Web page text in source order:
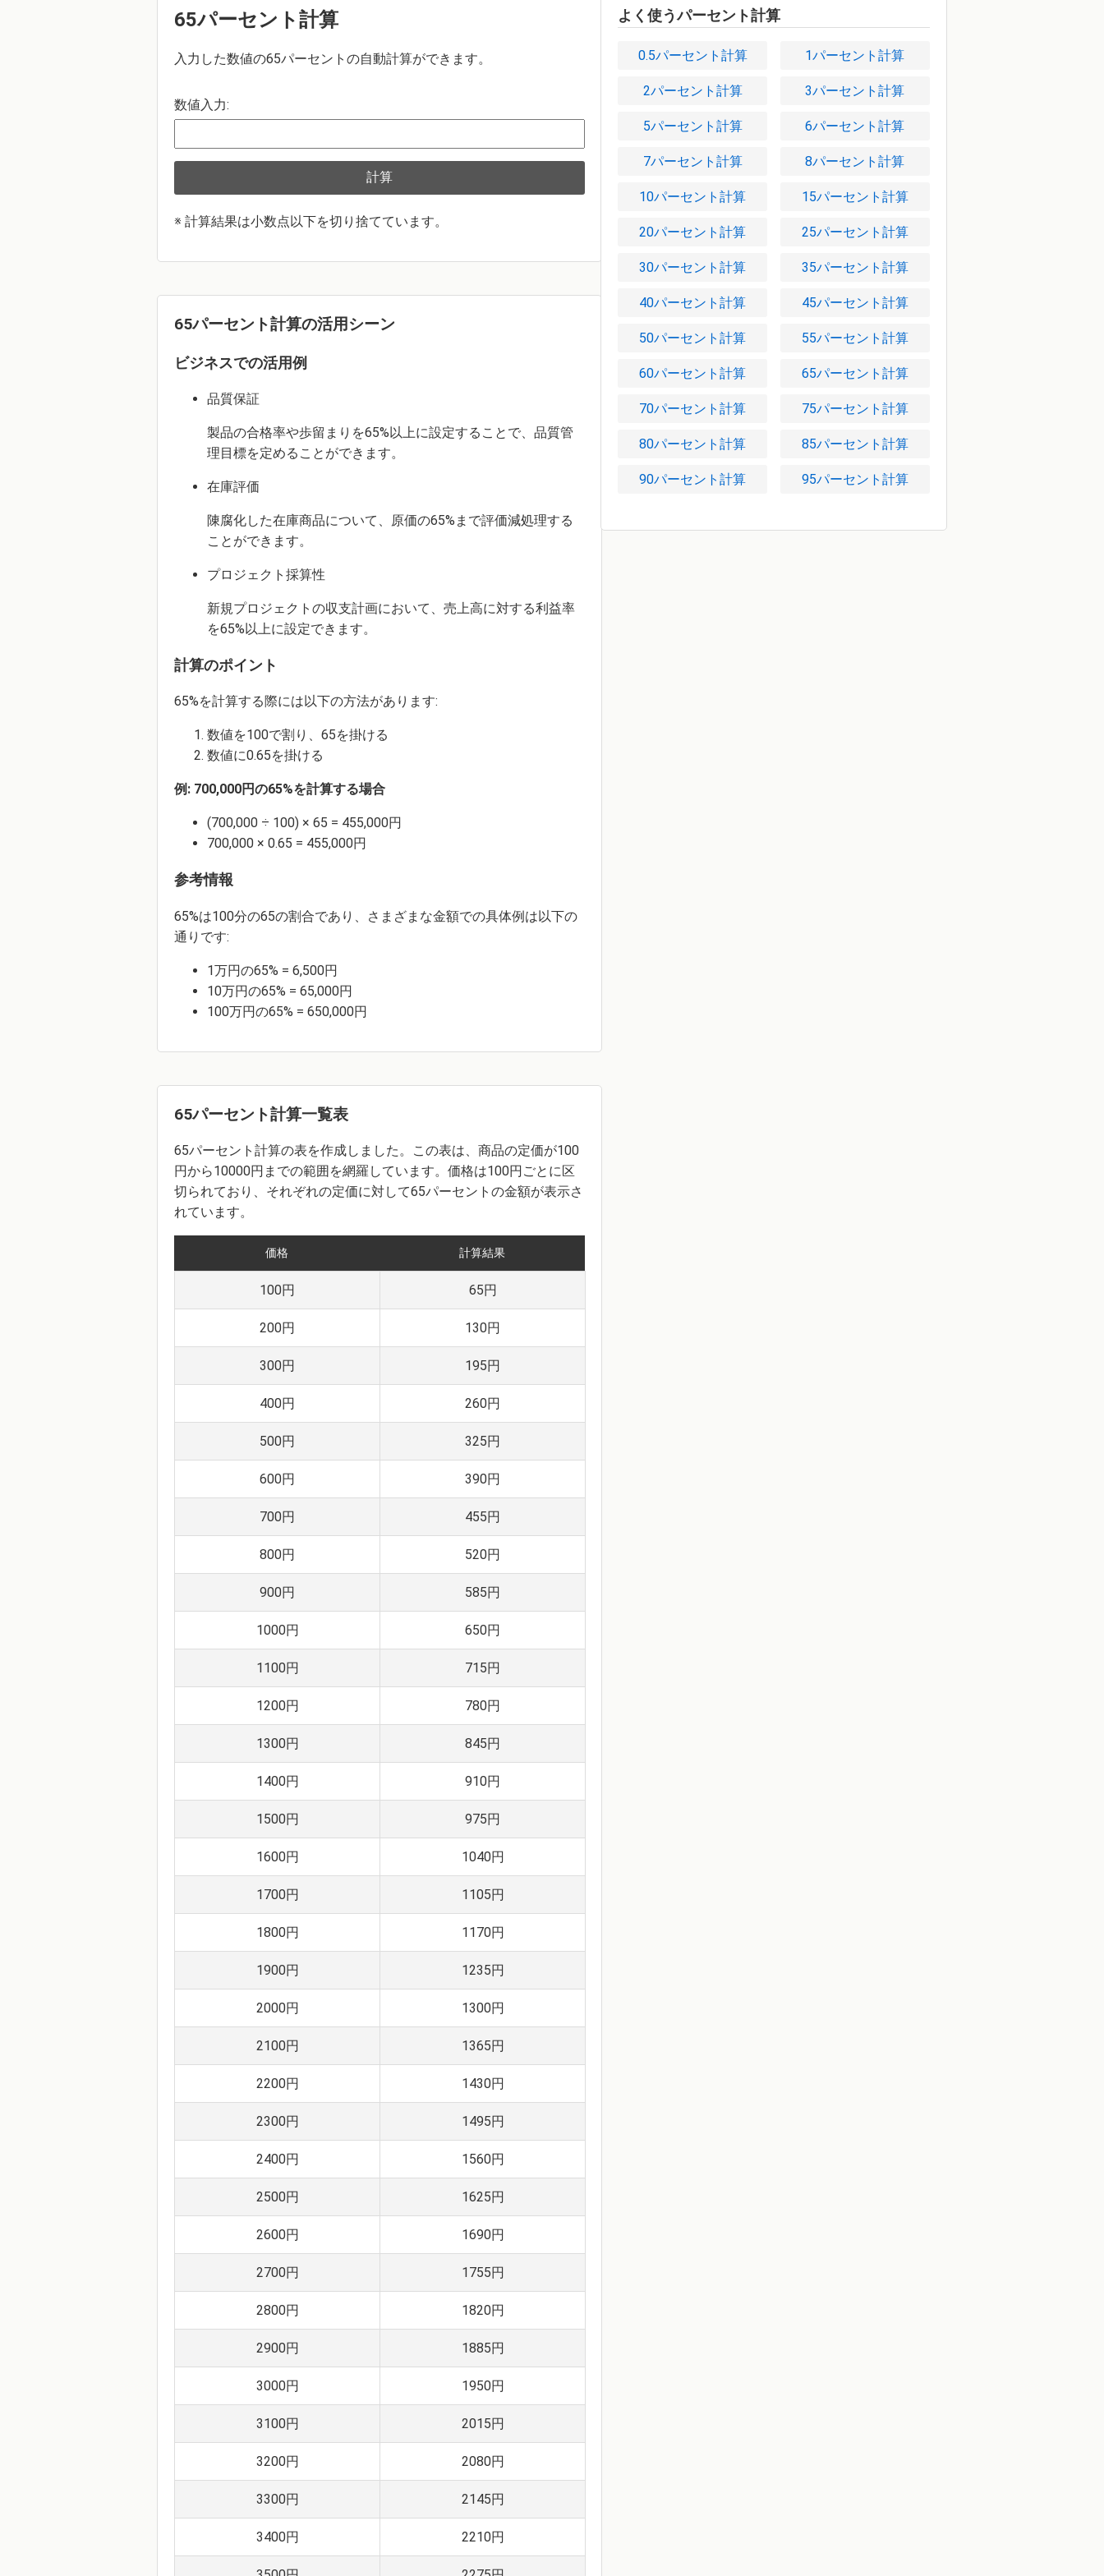
65パーセント計算
入力した数値の65パーセントの自動計算ができます。
数値入力:
計算
※ 計算結果は小数点以下を切り捨てています。
65パーセント計算の活用シーン
ビジネスでの活用例
品質保証
製品の合格率や歩留まりを65%以上に設定することで、品質管
理目標を定めることができます。
在庫評価
陳腐化した在庫商品について、原価の65%まで評価減処理する
ことができます。
プロジェクト採算性
新規プロジェクトの収支計画において、売上高に対する利益率
を65%以上に設定できます。
計算のポイント
65%を計算する際には以下の方法があります:
数値を100で割り、65を掛ける
数値に0.65を掛ける
例: 700,000円の65%を計算する場合
(700,000 ÷ 100) × 65 = 455,000円
700,000 × 0.65 = 455,000円
参考情報
65%は100分の65の割合であり、さまざまな金額での具体例は以下の
通りです:
1万円の65% = 6,500円
10万円の65% = 65,000円
100万円の65% = 650,000円
65パーセント計算一覧表
65パーセント計算の表を作成しました。この表は、商品の定価が100
円から10000円までの範囲を網羅しています。価格は100円ごとに区
切られており、それぞれの定価に対して65パーセントの金額が表示さ
れています。
価格 計算結果
100円 65円
200円 130円
300円 195円
400円 260円
500円 325円
600円 390円
700円 455円
800円 520円
900円 585円
1000円 650円
1100円 715円
1200円 780円
1300円 845円
1400円 910円
1500円 975円
1600円 1040円
1700円 1105円
1800円 1170円
1900円 1235円
2000円 1300円
2100円 1365円
2200円 1430円
2300円 1495円
2400円 1560円
2500円 1625円
2600円 1690円
2700円 1755円
2800円 1820円
2900円 1885円
3000円 1950円
3100円 2015円
3200円 2080円
3300円 2145円
3400円 2210円
よく使うパーセント計算
0.5パーセント計算 1パーセント計算
2パーセント計算 3パーセント計算
5パーセント計算 6パーセント計算
7パーセント計算 8パーセント計算
10パーセント計算 15パーセント計算
20パーセント計算 25パーセント計算
30パーセント計算 35パーセント計算
40パーセント計算 45パーセント計算
50パーセント計算 55パーセント計算
60パーセント計算 65パーセント計算
70パーセント計算 75パーセント計算
80パーセント計算 85パーセント計算
90パーセント計算 95パーセント計算